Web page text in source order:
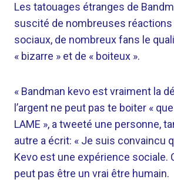
Les tatouages ​​​​étranges de
suscité de nombreuses
sociaux, de nombreux fans le
« bizarre » et de « boiteux ».
« Bandman kevo est vraiment la
l’argent ne peut pas te boiter «
LAME », a tweeté une personne,
autre a écrit: « Je suis convaincu
Kevo est une expérience sociale.
peut pas être un vrai être humain.